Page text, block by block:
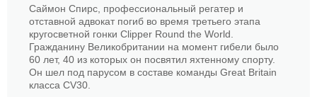
Саймон Спирс, профессиональный регатер и
отставной адвокат погиб во время третьего этапа
кругосветной гонки Clipper Round the World.
Гражданину Великобритании на момент гибели было
60 лет, 40 из которых он посвятил яхтенному спорту.
Он шел под парусом в составе команды Great Britain
класса CV30.